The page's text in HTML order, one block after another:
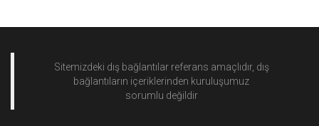
Sitemizdeki dış bağlantılar referans amaçlıdır, dış
bağlantıların içeriklerinden kuruluşumuz
sorumlu değildir